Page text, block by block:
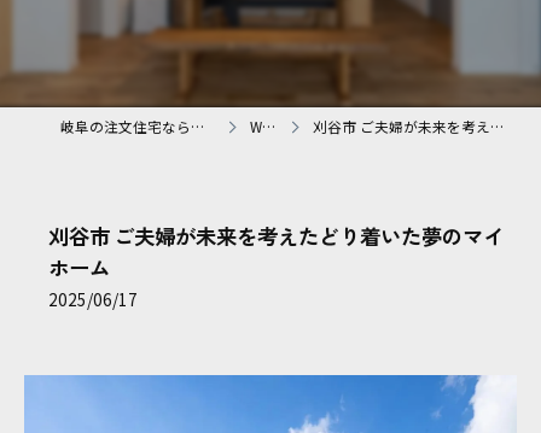
岐阜の注文住宅なら株式会社N Styleホーム WORKS 刈谷市 ご夫婦が未来を考えたどり着いた夢のマイホーム
刈谷市 ご夫婦が未来を考えたどり着いた夢のマイ
ホーム
2025/06/17